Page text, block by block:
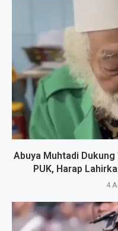
Abuya Muhtadi
PUK, Harap
4